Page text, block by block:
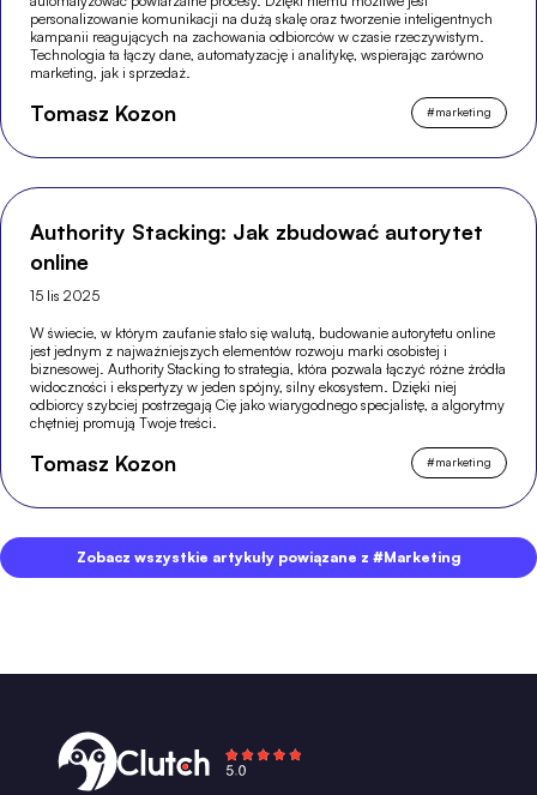
personalizowanie komunikacji na dużą skalę oraz tworzenie inteligentnych
kampanii reagujących na zachowania odbiorców w czasie rzeczywistym.
Technologia ta łączy dane, automatyzację i analitykę, wspierając zarówno
marketing, jak i sprzedaż.
Tomasz Kozon #marketing
Authority Stacking: Jak zbudować autorytet
online
15 lis 2025
W świecie, w którym zaufanie stało się walutą, budowanie autorytetu online
jest jednym z najważniejszych elementów rozwoju marki osobistej i
biznesowej. Authority Stacking to strategia, która pozwala łączyć różne źródła
widoczności i ekspertyzy w jeden spójny, silny ekosystem. Dzięki niej
odbiorcy szybciej postrzegają Cię jako wiarygodnego specjalistę, a algorytmy
chętniej promują Twoje treści.
Tomasz Kozon #marketing
Zobacz wszystkie artykuły powiązane z #Marketing